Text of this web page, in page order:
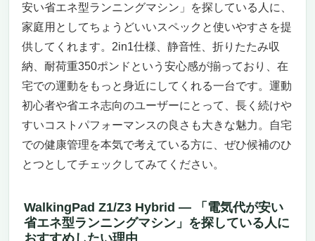
安い省エネ型ランニングマシン」を探している人に、
家庭用としてちょうどいいスペックと使いやすさを提
供してくれます。2in1仕様、静音性、折りたたみ収
納、耐荷重350ポンドという安心感が揃っており、在
宅での運動をもっと身近にしてくれる一台です。運動
初心者や省エネ志向のユーザーにとって、長く続けや
すいコストパフォーマンスの良さも大きな魅力。自宅
での健康管理を本気で考えている方に、ぜひ候補のひ
とつとしてチェックしてみてください。
WalkingPad Z1/Z3 Hybrid ― 「電気代が安い
省エネ型ランニングマシン」を探している人に